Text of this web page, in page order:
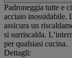
Padroneggia tutte e
acciaio inossidabile.
assicura un
si surriscalda.
per qualsiasi cucina.
Dettagli: